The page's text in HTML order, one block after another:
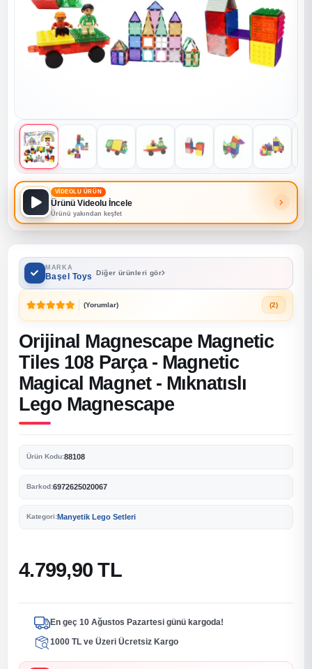
VİDEOLU ÜRÜN
Ürünü Videolu İncele
Ürünü yakından keşfet
MARKA
Başel Toys Diğer ürünleri gör
(Yorumlar) (2)
Orijinal Magnescape Magnetic
Tiles 108 Parça - Magnetic
Magical Magnet - Mıknatıslı
Lego Magnescape
Ürün Kodu:88108
Barkod:6972625020067
Kategori:Manyetik Lego Setleri
4.799,90 TL
En geç 10 Ağustos Pazartesi günü kargoda!
1000 TL ve Üzeri Ücretsiz Kargo